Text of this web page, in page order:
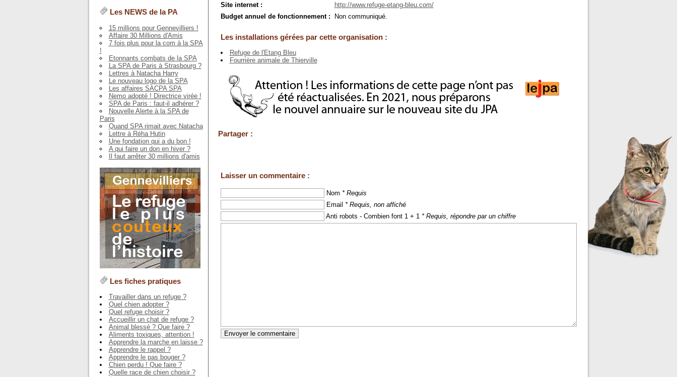
Les NEWS de la PA
15 millions pour Gennevilliers !
Affaire 30 Millions d'Amis
7 fois plus pour la com à la SPA
!
Etonnants combats de la SPA
La SPA de Paris à Strasbourg ?
Lettres à Natacha Harry
Le nouveau logo de la SPA
Les affaires SACPA SPA
Nemo adopté ! Directrice virée !
SPA de Paris : faut-il adhérer ?
Nouvelle Alerte à la SPA de
Paris
Quand SPA rimait avec Natacha
Lettre à Réha Hutin
Une fondation qui a du bon !
A qui faire un don en hiver ?
Il faut arrêter 30 millions d'amis
Les fiches pratiques
Travailler dans un refuge ?
Quel chien adopter ?
Quel refuge choisir ?
Accueillir un chat de refuge ?
Animal blessé ? Que faire ?
Aliments toxiques, attention !
Apprendre la marche en laisse ?
Apprendre le rappel ?
Apprendre le pas bouger ?
Chien perdu ! Que faire ?
Quelle race de chien choisir ?
Site internet :
http://www.refuge-etang-bleu.com/
Budget annuel de fonctionnement :
Non communiqué.
Les installations gérées par cette organisation :
Refuge de l'Etang Bleu
Fourrière animale de Thierville
Partager :
Laisser un commentaire :
Nom * Requis
Email * Requis, non affiché
Anti robots - Combien font 1 + 1 * Requis, répondre par un chiffre